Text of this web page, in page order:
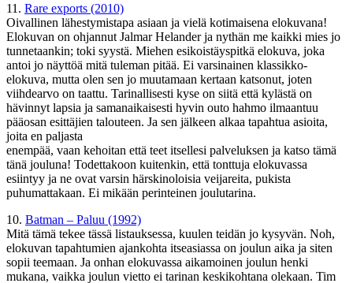
11. Rare exports (2010)
Oivallinen lähestymistapa asiaan ja vielä kotimaisena elokuvana!
Elokuvan on ohjannut Jalmar Helander ja nythän me kaikki mies jo
tunnetaankin; toki syystä. Miehen esikoistäyspitkä elokuva, joka
antoi jo näyttöä mitä tuleman pitää. Ei varsinainen klassikko-
elokuva, mutta olen sen jo muutamaan kertaan katsonut, joten
viihdearvo on taattu. Tarinallisesti kyse on siitä että kylästä on
hävinnyt lapsia ja samanaikaisesti hyvin outo hahmo ilmaantuu
pääosan esittäjien talouteen. Ja sen jälkeen alkaa tapahtua asioita,
joita en paljasta
enempää, vaan kehoitan että teet itsellesi palveluksen ja katso tämä
tänä jouluna! Todettakoon kuitenkin, että tonttuja elokuvassa
esiintyy ja ne ovat varsin härskinoloisia veijareita, pukista
puhumattakaan. Ei mikään perinteinen joulutarina.
10. Batman – Paluu (1992)
Mitä tämä tekee tässä listauksessa, kuulen teidän jo kysyvän. Noh,
elokuvan tapahtumien ajankohta itseasiassa on joulun aika ja siten
sopii teemaan. Ja onhan elokuvassa aikamoinen joulun henki
mukana, vaikka joulun vietto ei tarinan keskikohtana olekaan. Tim